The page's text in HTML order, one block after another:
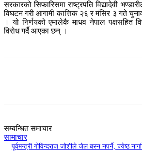
सरकारको सिफारिसमा राष्ट्रपति विद्यादेवी
विघटन गरी आगामी कात्तिक २६ र मंसिर ३ गते
। यो निर्णयको एमालेकै माधव नेपाल पक्षसहित
विरोध गर्दै आएका छन् ।
सम्बन्धित समाचार
सामाचार
पूर्वमन्त्री गोविन्दराज जोशीले जेल बस्न नपर्ने, ज्येष्ठ